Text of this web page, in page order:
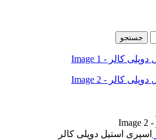
جستجو
اسپری استیل دوپلی کالر